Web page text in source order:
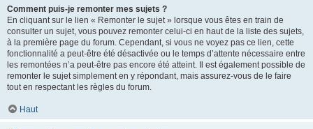
Comment puis-je remonter mes sujets ?
En cliquant sur le lien « Remonter le sujet » lorsque vous êtes en train de
consulter un sujet, vous pouvez remonter celui-ci en haut de la liste des sujets,
à la première page du forum. Cependant, si vous ne voyez pas ce lien, cette
fonctionnalité a peut-être été désactivée ou le temps d’attente nécessaire entre
les remontées n’a peut-être pas encore été atteint. Il est également possible de
remonter le sujet simplement en y répondant, mais assurez-vous de le faire
tout en respectant les règles du forum.
Haut